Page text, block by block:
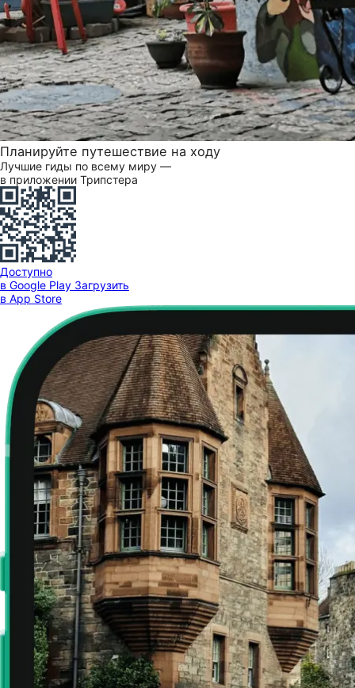
Планируйте путешествие на ходу
Лучшие гиды по всему миру —
в приложении Трипстера
Доступно
в Google Play Загрузить
в App Store